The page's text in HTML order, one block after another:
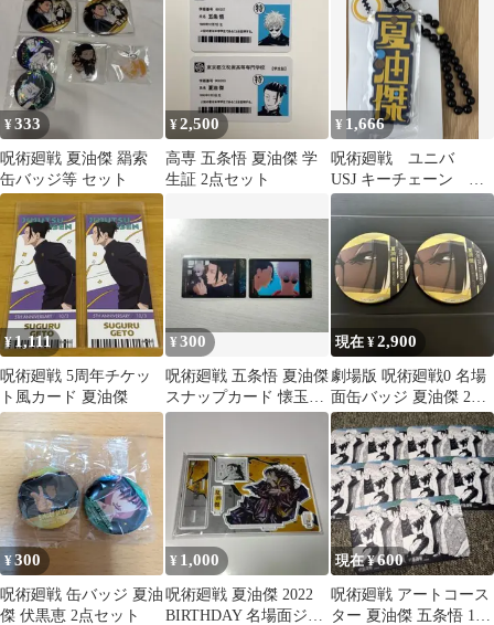
¥333
呪術廻戦 夏油傑 羂索
缶バッジ等 セット
¥2,500
高専 五条悟 夏油傑 学
生証 2点セット
¥ 1,666
呪術廻戦 ユニバ
USJ キーチェーン 夏
油傑
¥1,111
呪術廻戦 5周年チケッ
ト風カード 夏油傑
¥300
呪術廻戦 五条悟 夏油傑
スナップカード 懐玉・
玉折 カード
現在 ¥2,900
劇場版 呪術廻戦0 名場
面缶バッジ 夏油傑 2点
セット
¥300
呪術廻戦 缶バッジ 夏油
傑 伏黒恵 2点セット
¥ 1,000
呪術廻戦 夏油傑 2022
BIRTHDAY 名場面ジオ
現在 ¥600
呪術廻戦 アートコース
ター 夏油傑 五条悟 10